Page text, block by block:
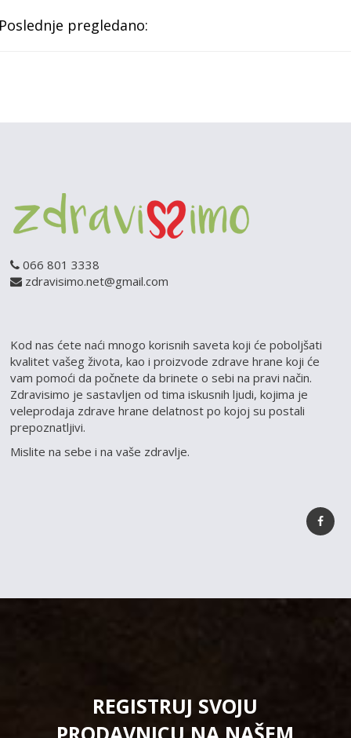
pregledano:
066 801 3338
zdravisimo.net@gmail.com
Kod nas ćete naći mnogo korisnih saveta koji će poboljšati
kvalitet vašeg života, kao i proizvode zdrave hrane koji će
vam pomoći da počnete da brinete o sebi na pravi način.
Zdravisimo je sastavljen od tima iskusnih ljudi, kojima je
veleprodaja zdrave hrane delatnost po kojoj su postali
prepoznatljivi.
Mislite na sebe i na vaše zdravlje.
REGISTRUJ SVOJU